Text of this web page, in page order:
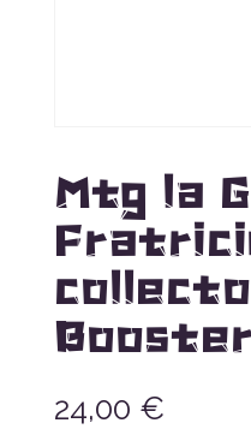
Mtg la
24,00 €